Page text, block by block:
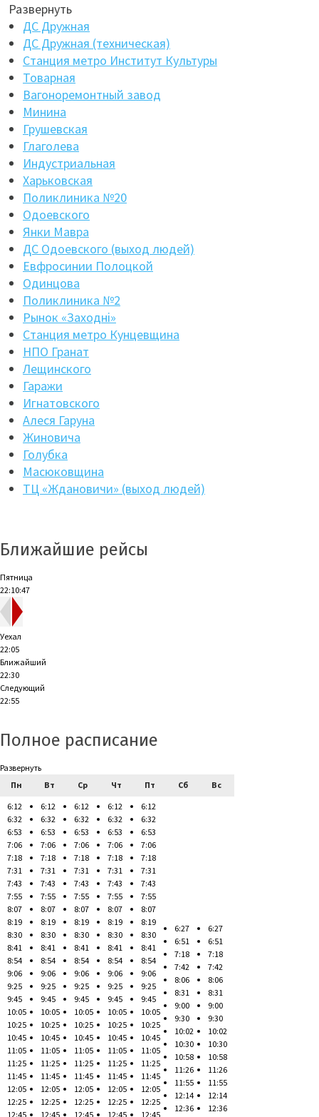
Развернуть
ДС Дружная
ДС Дружная (техническая)
Станция метро Институт Культуры
Товарная
Вагоноремонтный завод
Минина
Грушевская
Глаголева
Индустриальная
Харьковская
Поликлиника №20
Одоевского
Янки Мавра
ДС Одоевского (выход людей)
Евфросинии Полоцкой
Одинцова
Поликлиника №2
Рынок «Заходнi»
Станция метро Кунцевщина
НПО Гранат
Лещинского
Гаражи
Игнатовского
Алеся Гаруна
Жиновича
Голубка
Масюковщина
ТЦ «Ждановичи» (выход людей)
Ближайшие рейсы
Пятница
22:10:48
Уехал
22:05
Ближайший
22:30
Следующий
22:55
Полное расписание
Развернуть
Пн
Вт Ср Чт Пт Сб
Вс
6:12
6:32
6:53
7:06
7:18
7:31
7:43
7:55
8:07
8:19
8:30
8:41
8:54
9:06
9:25
9:45
10:05
10:25
10:45
11:05
11:25
11:45
12:05
12:25
12:45
6:12
6:32
6:53
7:06
7:18
7:31
7:43
7:55
8:07
8:19
8:30
8:41
8:54
9:06
9:25
9:45
10:05
10:25
10:45
11:05
11:25
11:45
12:05
12:25
12:45
6:12
6:32
6:53
7:06
7:18
7:31
7:43
7:55
8:07
8:19
8:30
8:41
8:54
9:06
9:25
9:45
10:05
10:25
10:45
11:05
11:25
11:45
12:05
12:25
12:45
6:12
6:32
6:53
7:06
7:18
7:31
7:43
7:55
8:07
8:19
8:30
8:41
8:54
9:06
9:25
9:45
10:05
10:25
10:45
11:05
11:25
11:45
12:05
12:25
12:45
6:12
6:32
6:53
7:06
7:18
7:31
7:43
7:55
8:07
8:19
8:30
8:41
8:54
9:06
9:25
9:45
10:05
10:25
10:45
11:05
11:25
11:45
12:05
12:25
12:45
6:27
6:51
7:18
7:42
8:06
8:31
9:00
9:30
10:02
10:30
10:58
11:26
11:55
12:14
12:36
6:27
6:51
7:18
7:42
8:06
8:31
9:00
9:30
10:02
10:30
10:58
11:26
11:55
12:14
12:36